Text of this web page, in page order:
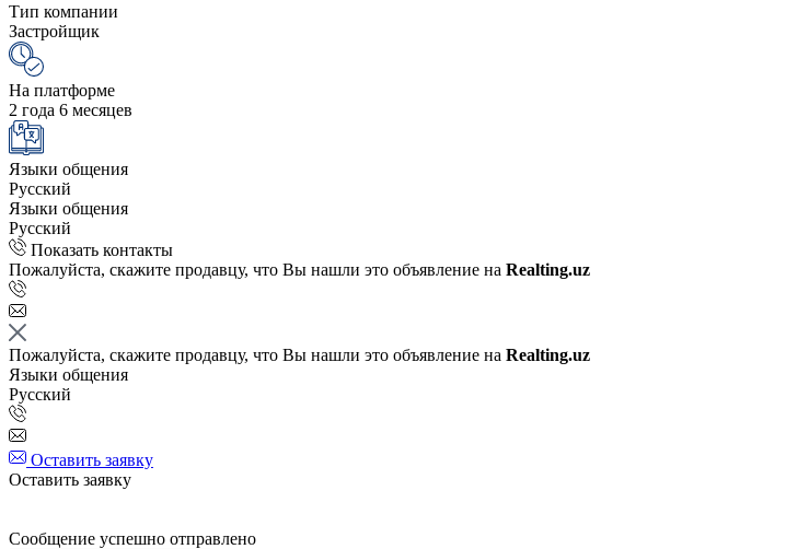
Тип компании
Застройщик
На платформе
2 года 6 месяцев
Языки общения
Русский
Языки общения
Русский
Показать контакты
Пожалуйста, скажите продавцу, что Вы нашли это объявление на Realting.uz
Пожалуйста, скажите продавцу, что Вы нашли это объявление на Realting.uz
Языки общения
Русский
Оставить заявку
Оставить заявку
Сообщение успешно отправлено